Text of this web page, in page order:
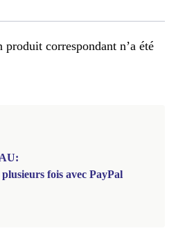
produit correspondant n’a été
fois avec PayPal